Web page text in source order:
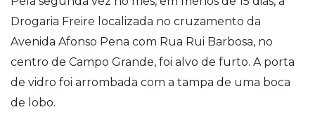
Drogaria Freire localizada no cruzamento da
Avenida Afonso Pena com Rua Rui Barbosa, no
centro de Campo Grande, foi alvo de furto. A porta
de vidro foi arrombada com a tampa de uma boca
de lobo.